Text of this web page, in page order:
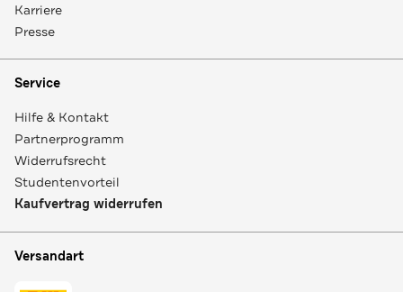
Karriere
Presse
Service
Hilfe & Kontakt
Partnerprogramm
Widerrufsrecht
Studentenvorteil
Kaufvertrag widerrufen
Versandart